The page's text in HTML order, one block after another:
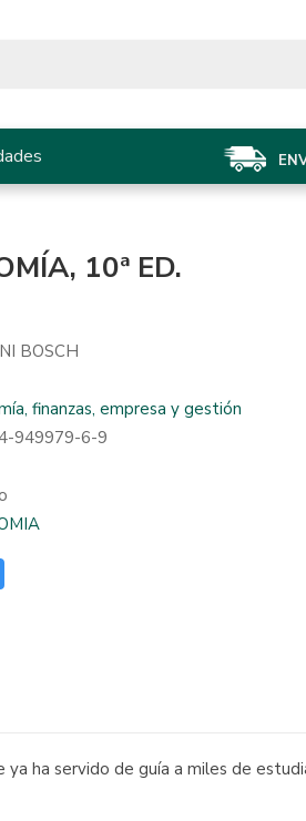
10ª ED.
BOSCH
finanzas, empresa y gestión
949979-6-9
ha servido de guía a miles de